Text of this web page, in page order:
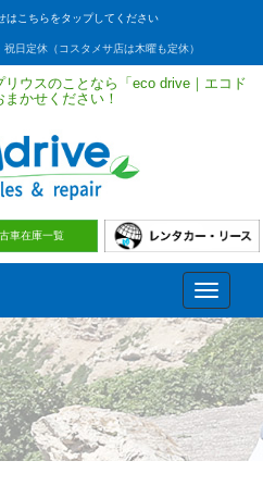
はこちらをタップしてください
日定休（コスタメサ店は木曜も定休）
ウスのことなら「eco drive｜エコド
かせください！
車在庫一覧
Toggle